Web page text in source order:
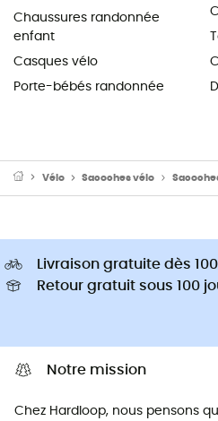
Chaussures randonnée
enfant
Casques vélo
Porte-bébés randonnée
Vélo Sacoches vélo
Livraison gratuite dès
Retour gratuit sous 100
Notre mission
Chez Hardloop, nous pensons